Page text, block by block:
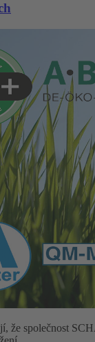
že společnost